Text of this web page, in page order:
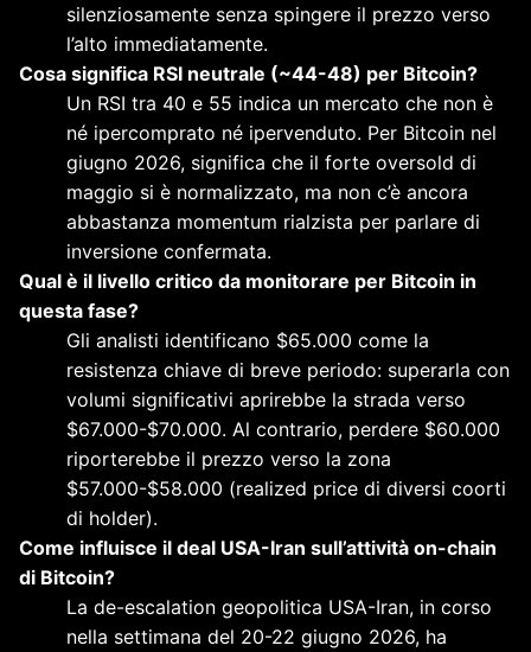
silenziosamente senza spingere il prezzo verso
l’alto immediatamente.
Cosa significa RSI neutrale (~44-48) per Bitcoin?
Un RSI tra 40 e 55 indica un mercato che non è
né ipercomprato né ipervenduto. Per Bitcoin nel
giugno 2026, significa che il forte oversold di
maggio si è normalizzato, ma non c’è ancora
abbastanza momentum rialzista per parlare di
inversione confermata.
Qual è il livello critico da monitorare per Bitcoin in
questa fase?
Gli analisti identificano $65.000 come la
resistenza chiave di breve periodo: superarla con
volumi significativi aprirebbe la strada verso
$67.000-$70.000. Al contrario, perdere $60.000
riporterebbe il prezzo verso la zona
$57.000-$58.000 (realized price di diversi coorti
di holder).
Come influisce il deal USA-Iran sull’attività on-chain
di Bitcoin?
La de-escalation geopolitica USA-Iran, in corso
nella settimana del 20-22 giugno 2026, ha